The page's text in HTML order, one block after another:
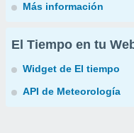
Más información
El Tiempo en tu
Widget de El tiempo
API de Meteorología